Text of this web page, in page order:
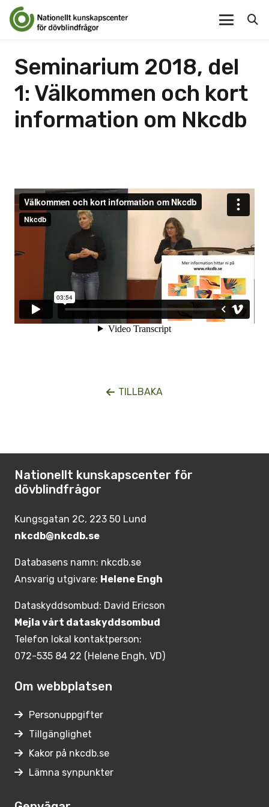
Seminarium 2018, del
1: Välkommen och kort
information om Nkcdb
TILLBAKA
Nationellt kunskapscenter för
dövblindfrågor
Kungsgatan 2C, 223 50 Lund
nkcdb@nkcdb.se
Databasens namn: nkcdb.se
Ansvarig utgivare: Helene Engh
Dataskyddsombud: David Ericson
Mejla vårt dataskyddsombud
Telefon lokal kontaktperson:
072-535 84 22 (Helene Engh, VD)
Om webbplatsen
Personuppgifter
Tillgänglighet
Kakor på nkcdb.se
Lämna synpunkter